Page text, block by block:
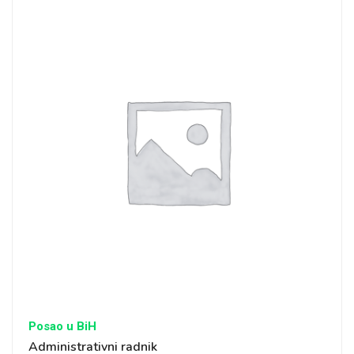
Posao u BiH
Administrativni radnik